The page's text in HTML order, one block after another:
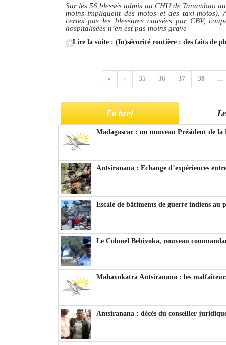
Sur les 56 blessés admis au CHU de Tanambao
moins impliquent des motos et des taxi-motos).
certes pas les blessures causées par CBV,
hospitalisées n’en est pas moins grave
Lire la suite : (In)sécurité routière : des faits de
« ‹ 35 36 37 38 ...
En bref
Madagascar : un nouveau Président de
Antsiranana : Echange d’expériences
Escale de bâtiments de guerre indiens au
Le Colonel Behivoka, nouveau
Mahavokatra Antsiranana : les
Antsiranana : décès du conseiller